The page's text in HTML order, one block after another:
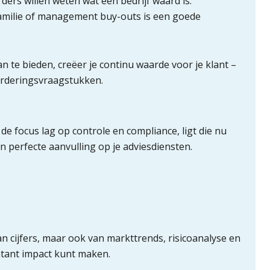
of management buy-outs is een goede
te bieden, creëer je continu waarde voor je klant –
focus lag op controle en compliance, ligt die nu
perfecte aanvulling op je adviesdiensten.
cijfers, maar ook van markttrends, risicoanalyse en
impact kunt maken.